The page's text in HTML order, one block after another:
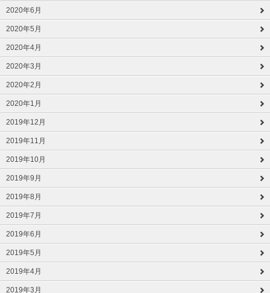
2020年6月
2020年5月
2020年4月
2020年3月
2020年2月
2020年1月
2019年12月
2019年11月
2019年10月
2019年9月
2019年8月
2019年7月
2019年6月
2019年5月
2019年4月
2019年3月